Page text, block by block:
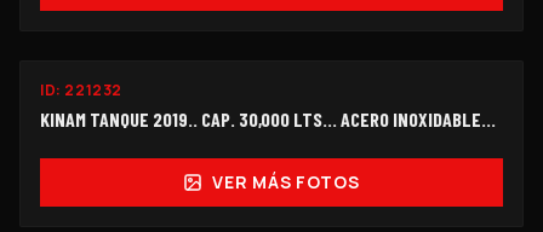
ID: 221232
KINAM TANQUE 2019.. CAP. 30,000 LTS... ACERO INOXIDABLE...
VER MÁS FOTOS